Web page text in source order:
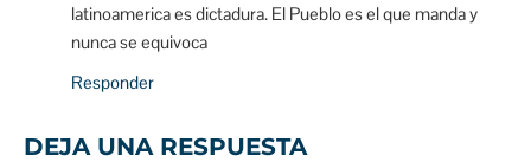
latinoamerica es dictadura. El Pueblo es el que manda y
nunca se equivoca
Responder
DEJA UNA RESPUESTA